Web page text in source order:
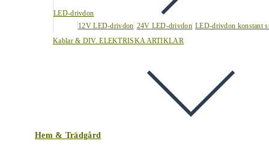
LED-drivdon
12V LED-drivdon 24V LED-drivdon LED-drivdon konstant
Kablar & DIV. ELEKTRISKA ARTIKLAR
Hem & Trädgård